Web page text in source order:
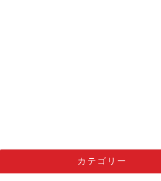
カテゴリー